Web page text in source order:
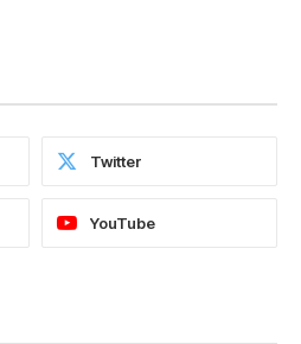
Twitter
YouTube